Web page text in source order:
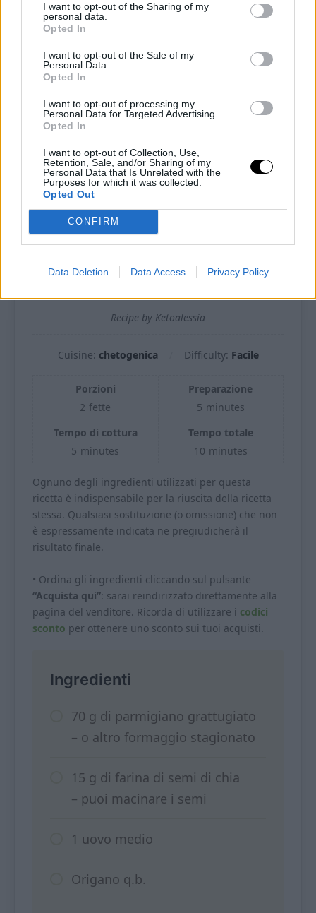
I want to opt-out of the Sharing of my
personal data.
Opted In
I want to opt-out of the Sale of my
Personal Data.
Opted In
I want to opt-out of processing my
Personal Data for Targeted Advertising.
Opted In
I want to opt-out of Collection, Use,
Retention, Sale, and/or Sharing of my
Personal Data that Is Unrelated with the
Purposes for which it was collected.
Opted Out
CONFIRM
Data Deletion Data Access Privacy Policy
Ti lascio alla ricetta completa!
Recipe by Ketoalessia
Cuisine: chetogenica Difficulty: Facile
Porzioni
2 fette
Preparazione
5 minutes
Tempo di cottura
5 minutes
Tempo totale
10 minutes
Ognuno degli ingredienti utilizzati per questa
ricetta è indispensabile per la riuscita della ricetta
stessa. Qualsiasi sostituzione (o omissione) che non
è espressamente indicata ne pregiudicherà il
risultato finale.
• Ordina gli ingredienti cliccando sul pulsante
“Acquista qui”: sarai reindirizzato direttamente alla
pagina del venditore. Ricorda di utilizzare i codici
sconto per ottenere uno sconto sui tuoi acquisti.
Ingredienti
70 g di parmigiano grattugiato
– o altro formaggio stagionato
15 g di farina di semi di chia
– puoi macinare i semi
1 uovo medio
Origano q.b.